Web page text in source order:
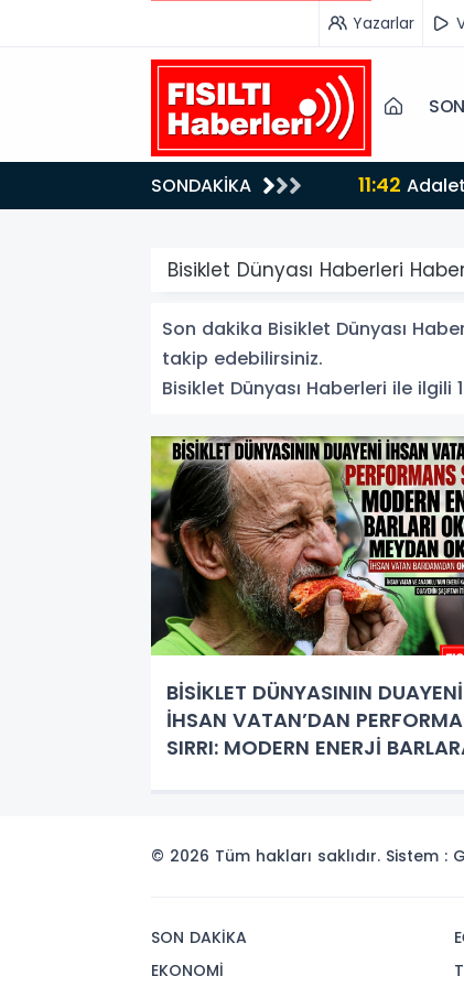
Yazarlar
SONDAKİKA 11:42 Adalet Bakanı Akın Gürlek Iğdır'da TİGAD Çalıştayına Katıldı: Terörsüz Türkiye ve Sosyal Medya
Bisiklet Dünyası Haberleri
Son dakika Bisiklet Dünyası
takip edebilirsiniz.
Bisiklet Dünyası Haberleri ile ilgili
BİSİKLET DÜNYASININ DUAYENİ
İHSAN VATAN’DAN
SIRRI: MODERN ENERJİ
© 2026 Tüm hakları saklıdır. Sistem :
SON DAKİKA
EKONOMİ